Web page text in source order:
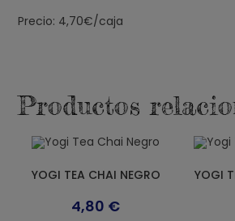
Precio: 4,70€/caja
Productos
YOGI TEA CHAI NEGRO
4,80 €
YOGI